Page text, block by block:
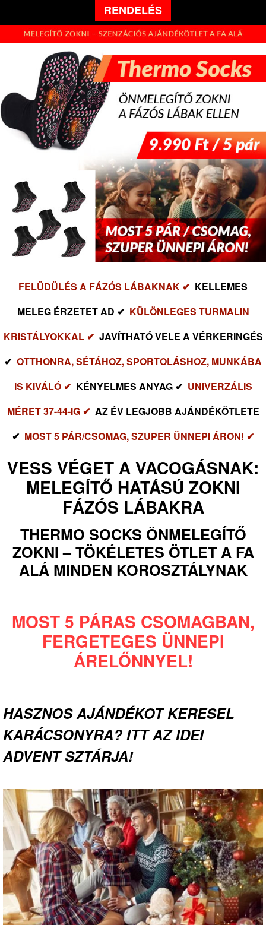
RENDELÉS
FELÜDÜLÉS A FÁZÓS LÁBAKNAK ✔ KELLEMES
MELEG ÉRZETET AD ✔ KÜLÖNLEGES TURMALIN
KRISTÁLYOKKAL ✔ JAVÍTHATÓ VELE A VÉRKERINGÉS
✔ OTTHONRA, SÉTÁHOZ, SPORTOLÁSHOZ, MUNKÁBA
IS KIVÁLÓ ✔ KÉNYELMES ANYAG ✔ UNIVERZÁLIS
MÉRET 37-44-IG ✔ AZ ÉV LEGJOBB AJÁNDÉKÖTLETE
✔ MOST 5 PÁR/CSOMAG, SZUPER ÜNNEPI ÁRON! ✔
VESS VÉGET A VACOGÁSNAK:
MELEGÍTŐ HATÁSÚ ZOKNI
FÁZÓS LÁBAKRA
THERMO SOCKS ÖNMELEGÍTŐ
ZOKNI – TÖKÉLETES ÖTLET A FA
ALÁ MINDEN KOROSZTÁLYNAK
MOST 5 PÁRAS CSOMAGBAN,
FERGETEGES ÜNNEPI
ÁRELŐNNYEL!
HASZNOS AJÁNDÉKOT KERESEL
KARÁCSONYRA? ITT AZ IDEI
ADVENT SZTÁRJA!